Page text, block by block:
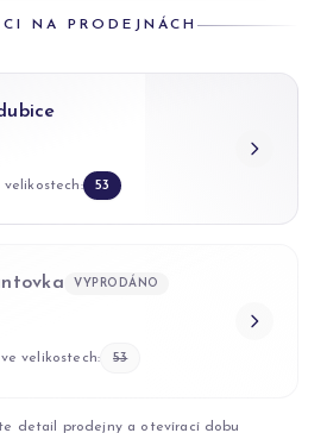
NA PRODEJNÁCH
velikostech: 53
VYPRODÁNO
velikostech: 53
detail prodejny a otevírací dobu